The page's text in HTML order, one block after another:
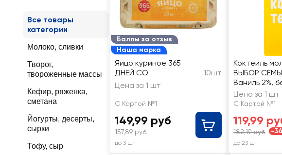
Все товары
категории
Молоко, сливки
Творог,
твороженные массы
Кефир, ряженка,
сметана
Йогурты, десерты,
сырки
Тофу, сыр
Баллы за отзыв
Наша марка
Яйцо куриное 365
ДНЕЙ СО
10шт
Цена за 1 шт
С Картой №1
149,99 руб
157,89 руб
до 3 шт
Коктейль
ВЫБОР
Ваниль 2%,
Цена за 1 шт
С Картой №1
119,99
182,19 руб -
до 23 шт